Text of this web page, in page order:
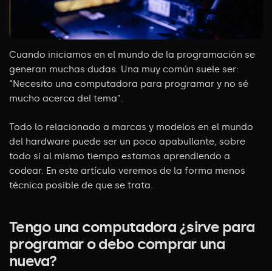
Cuando iniciamos en el mundo de la programación se
generan muchas dudas. Una muy común suele ser:
“Necesito una computadora para programar y no sé
mucho acerca del tema”.
Todo lo relacionado a marcas y modelos en el mundo
del hardware puede ser un poco apabullante, sobre
todo si al mismo tiempo estamos aprendiendo a
codear. En este artículo veremos de la forma menos
técnica posible de que se trata.
Tengo una computadora ¿sirve para
programar o debo comprar una
nueva?